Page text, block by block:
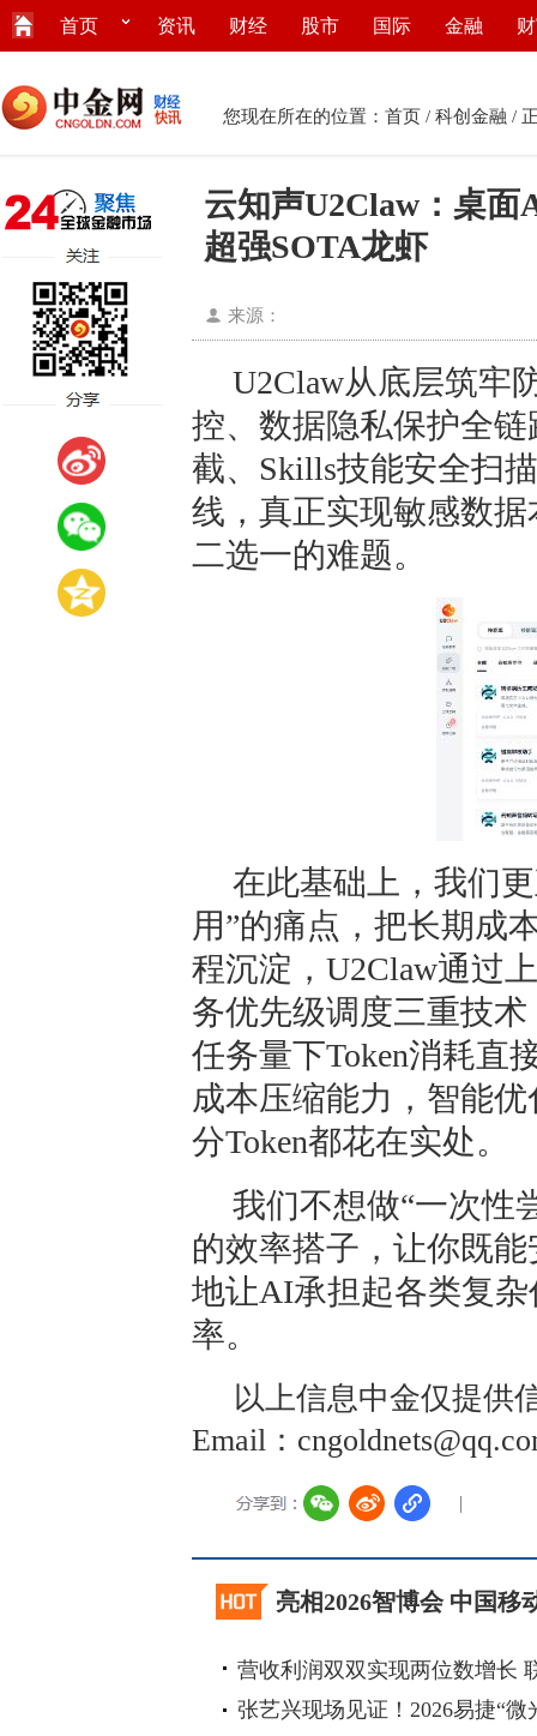
首页 资讯 财经 股市 国际 金融
您现在所在的位置： 首页 / 科创金融 /
云知声U2Claw：桌面
超强SOTA龙虾
来源：
U2Claw从底层筑牢
控、数据隐私保护全
截、Skills技能安全扫
线，真正实现敏感数
二选一的难题。
在此基础上，我们
用”的痛点，把长期成
程沉淀，U2Claw通过
务优先级调度三重技
任务量下Token消耗直
成本压缩能力，智能
分Token都花在实处。
我们不想做“一次性
的效率搭子，让你既
地让AI承担起各类复
率。
以上信息中金仅提供
Email：
亮相2026智博会 中国移
营收利润双双实现两位数增长
张艺兴现场见证！2026易捷“微